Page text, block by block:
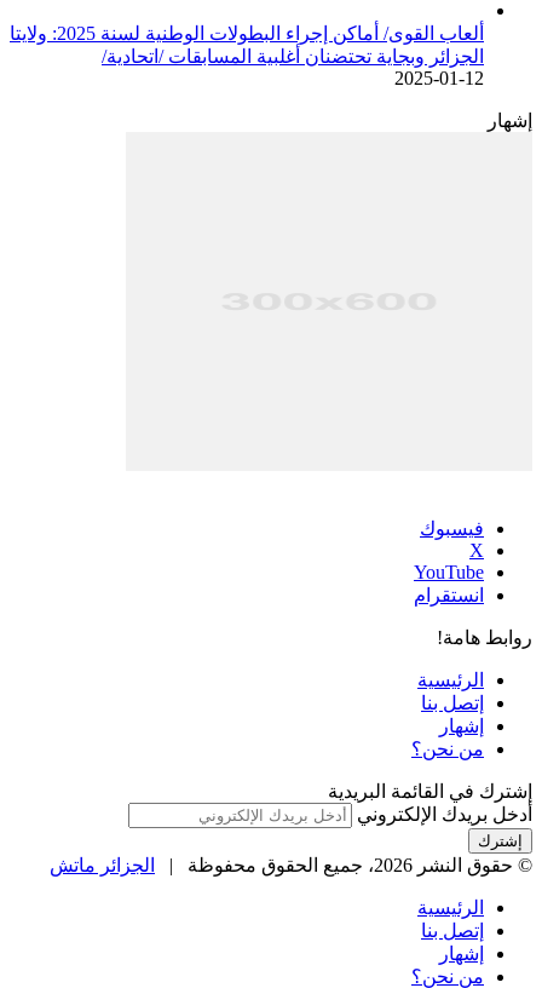
ألعاب القوى/ أماكن إجراء البطولات الوطنية لسنة 2025: ولايتا
الجزائر وبجاية تحتضنان أغلبية المسابقات /اتحادية/
2025-01-12
إشهار
فيسبوك
‫X
‫YouTube
انستقرام
روابط هامة!
الرئيسية
إتصل بنا
إشهار
من نحن؟
إشترك في القائمة البريدية
أدخل بريدك الإلكتروني
© حقوق النشر 2026، جميع الحقوق محفوظة | الجزائر ماتش
الرئيسية
إتصل بنا
إشهار
من نحن؟